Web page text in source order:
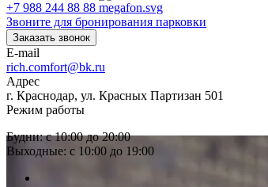
+7 988 244 88 88
Звоните для бронирования парковки
Заказать звонок
E-mail
rich.comfort@bk.ru
Адрес
г. Краснодар, ул. Красных Партизан 501
Режим работы
Будни: с 10:00 до 20:00
Выходные: с 10:00 до 19:00